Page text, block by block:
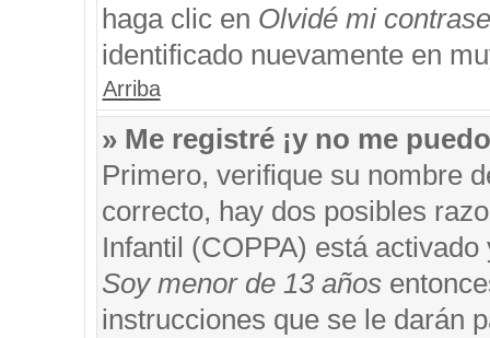
haga clic en Olvidé mi
identificado nuevamente en
Arriba
» Me registré ¡y no me
Primero, verifique su nombre
correcto, hay dos posibles
Infantil (COPPA) está
Soy menor de 13 años
instrucciones que se le darán